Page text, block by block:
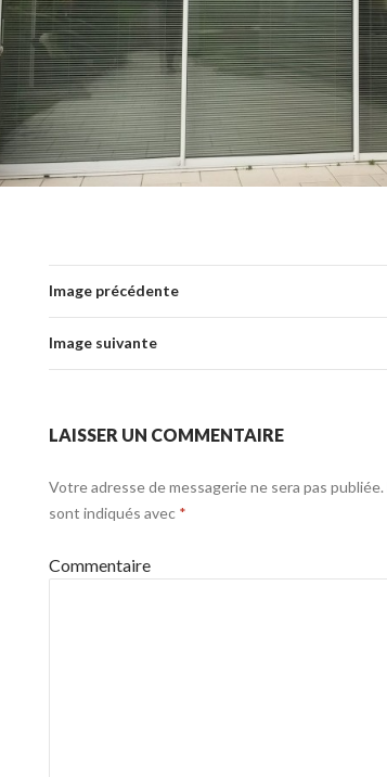
Image précédente
Image suivante
LAISSER UN COMMENTAIRE
Votre adresse de messagerie ne sera pas publiée.
sont indiqués avec *
Commentaire